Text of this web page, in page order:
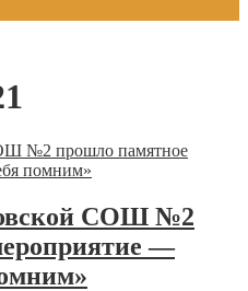
СОШ №2
—